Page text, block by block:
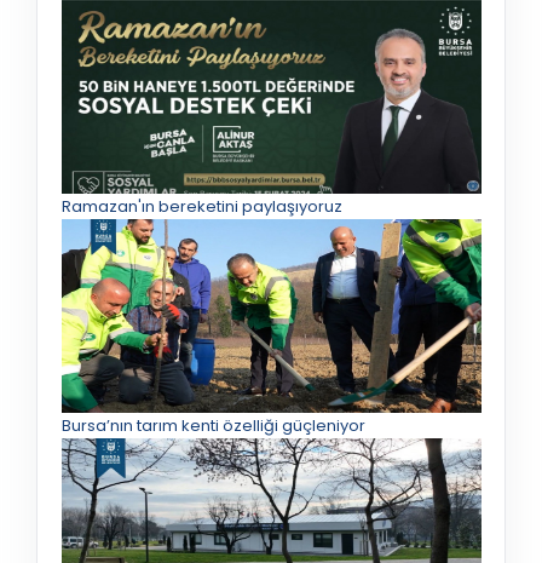
Ramazan'ın bereketini paylaşıyoruz
Bursa’nın tarım kenti özelliği güçleniyor